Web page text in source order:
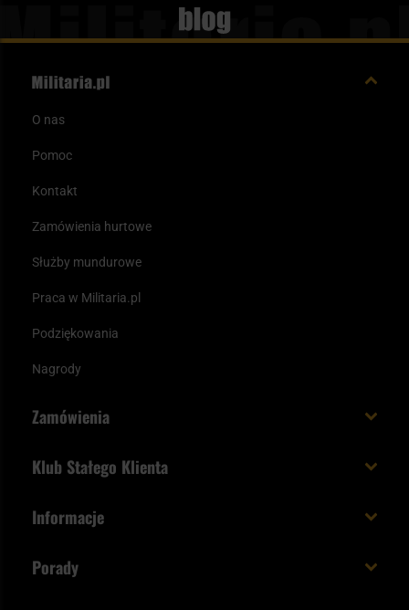
Blog
O nas
Pomoc
Kontakt
Zamówienia hurtowe
Służby mundurowe
Praca w Militaria.pl
Podziękowania
Nagrody
Zamówienia
Paczka w weekend
Status zamówienia
Klub Stałego Klienta
Unboxing Militaria.pl
Informacje
Porady